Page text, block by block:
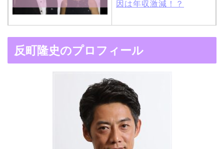
因は年収激減！？
の馴れ初めは「SMAP×S
演でキムタクがド緊張！
【画像】ブーニンの嫁は
資産家の娘！馴れ初めは
反町隆史のプロフィール